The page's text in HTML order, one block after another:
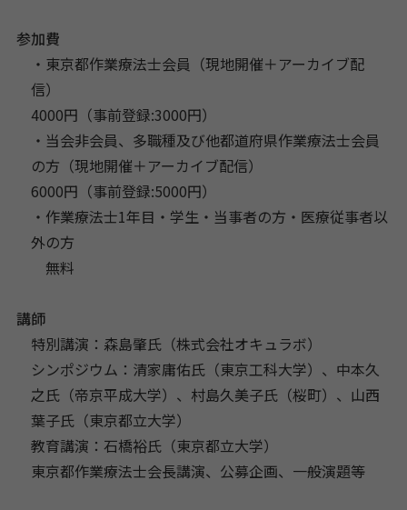
参加費
・東京都作業療法士会員（現地開催＋アーカイブ配
信）
4000円（事前登録:3000円）
・当会非会員、多職種及び他都道府県作業療法士会員
の方（現地開催＋アーカイブ配信）
6000円（事前登録:5000円）
・作業療法士1年目・学生・当事者の方・医療従事者以
外の方
無料
講師
特別講演：森島肇氏（株式会社オキュラボ）
シンポジウム：清家庸佑氏（東京工科大学）、中本久
之氏（帝京平成大学）、村島久美子氏（桜町）、山西
葉子氏（東京都立大学）
教育講演：石橋裕氏（東京都立大学）
東京都作業療法士会長講演、公募企画、一般演題等